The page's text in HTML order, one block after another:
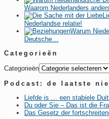
Waarom Nederlanders
Nederlandse relatie!
Warum
Deutsche…
Categorieën
Categorieën
Podcast: de laatste
Liefde is … een stabiele
Du oder Sie – Das ist die
Das Gesetz der